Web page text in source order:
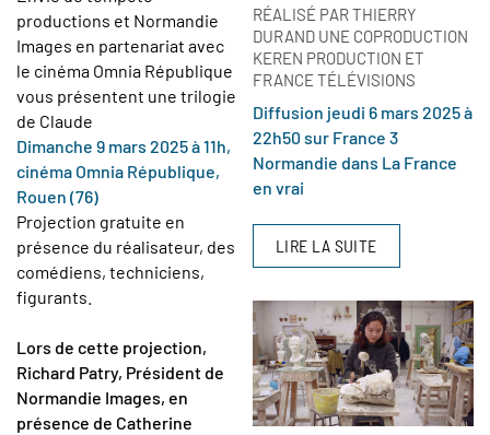
productions et Normandie
Images en partenariat avec
le cinéma Omnia République
vous présentent une trilogie
de Claude
Dimanche 9 mars 2025 à 11h,
cinéma Omnia République,
Rouen (76)
Projection gratuite en
présence du réalisateur, des
comédiens, techniciens,
figurants.
Lors de cette projection,
Richard Patry, Président de
Normandie Images, en
présence de Catherine
RÉALISÉ PAR THIERRY
DURAND UNE COPRODUCTION
KEREN PRODUCTION ET
FRANCE TÉLÉVISIONS
Diffusion jeudi 6 mars 2025 à
22h50 sur France 3
Normandie dans La France
en vrai
LIRE LA SUITE